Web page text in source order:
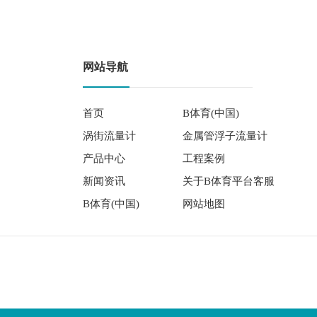
网站导航
首页
B体育(中国)
涡街流量计
金属管浮子流量计
产品中心
工程案例
新闻资讯
关于B体育平台客服
B体育(中国)
网站地图